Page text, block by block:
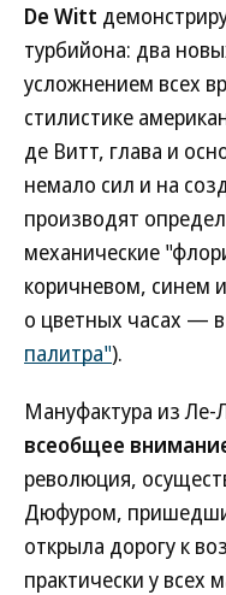
De Witt
турбийона: два
усложнением всех
стилистике
де Витт, глава и
немало сил и на
производят
механические
коричневом, синем
о цветных часах —
палитра").
Мануфактура из Ле-
всеобщее
революция,
Дюфуром,
открыла дорогу к
практически у всех